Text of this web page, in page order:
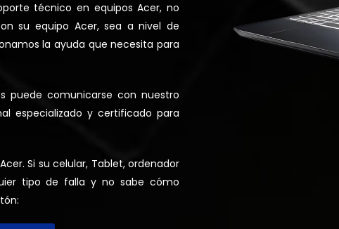
técnico en equipos Acer, no
su equipo Acer, sea a nivel de
la ayuda que necesita para
puede comunicarse con nuestro
especializado y certificado para
Si su celular, Tablet, ordenador
tipo de falla y no sabe cómo